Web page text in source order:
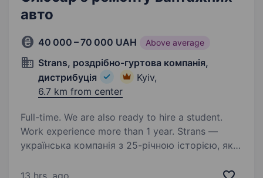
авто
40 000 – 70 000 UAH Above average
Strans, роздрібно-гуртова компанія,
дистрибуція
Kyiv,
6.7 km from center
Full-time. We are also ready to hire a student.
Work experience more than 1 year. Strans —
українська компанія з 25-річною історією, яка
AdBlue, вантажні СТО та команду 1400+ людей
13 hrs. ago